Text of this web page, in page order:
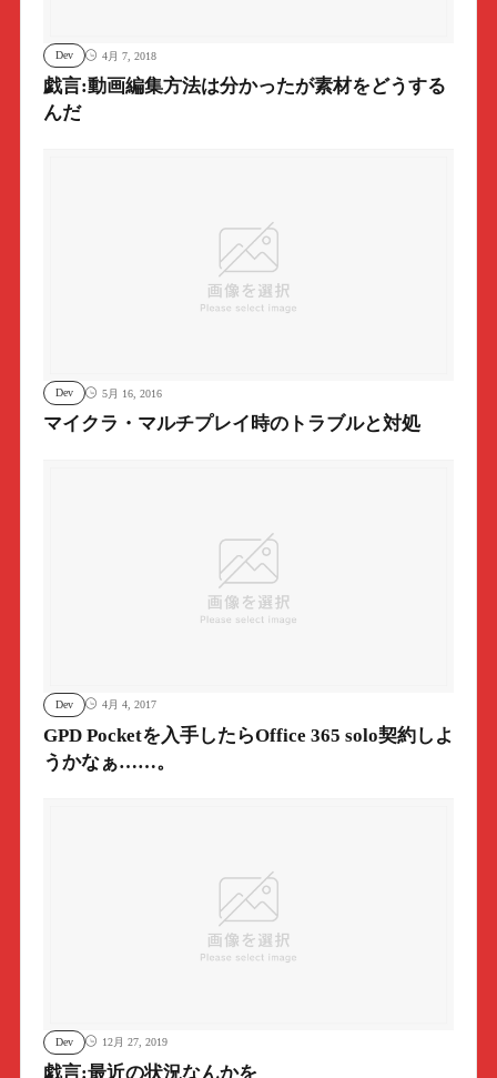
Dev 4月 7, 2018
戯言:動画編集方法は分かったが素材をどうする
んだ
Dev 5月 16, 2016
マイクラ・マルチプレイ時のトラブルと対処
Dev 4月 4, 2017
GPD Pocketを入手したらOffice 365 solo契約しよ
うかなぁ……。
Dev 12月 27, 2019
戯言:最近の状況なんかを